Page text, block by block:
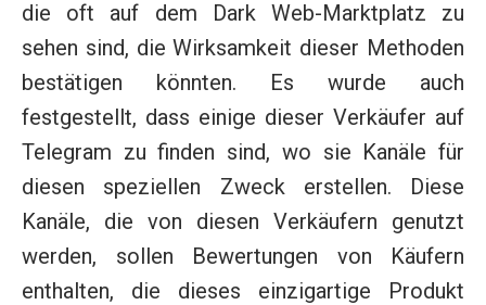
die oft auf dem Dark Web-Marktplatz zu
sehen sind, die Wirksamkeit dieser Methoden
bestätigen könnten. Es wurde auch
festgestellt, dass einige dieser Verkäufer auf
Telegram zu finden sind, wo sie Kanäle für
diesen speziellen Zweck erstellen. Diese
Kanäle, die von diesen Verkäufern genutzt
werden, sollen Bewertungen von Käufern
enthalten, die dieses einzigartige Produkt